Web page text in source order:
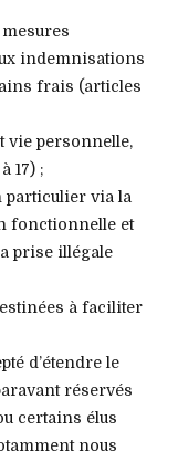
indemnisations
frais (articles
vie personnelle,
17) ;
particulier via la
fonctionnelle et
prise illégale
à faciliter
d’étendre le
réservés
certains élus
nous